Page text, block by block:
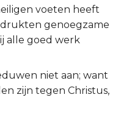
voeten heeft
genoegzame
alle goed werk
niet aan; want
zijn tegen Christus,